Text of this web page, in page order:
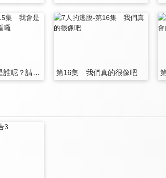
第15集 我會是誰呢？請你猜猜看囉 第16集 我們真的很像吧